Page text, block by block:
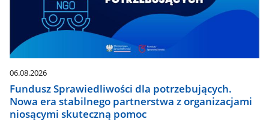
06.08.2026
Fundusz Sprawiedliwości dla potrzebujących.
Nowa era stabilnego partnerstwa z organizacjami
niosącymi skuteczną pomoc